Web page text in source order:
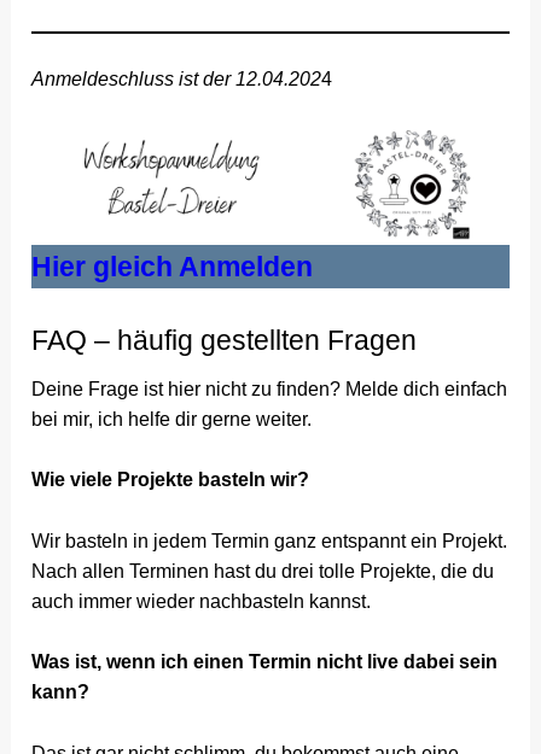
Anmeldeschluss ist der 12.04.2024
Hier gleich Anmelden
FAQ – häufig gestellten Fragen
Deine Frage ist hier nicht zu finden? Melde dich einfach
bei mir, ich helfe dir gerne weiter.
Wie viele Projekte basteln wir?
Wir basteln in jedem Termin ganz entspannt ein Projekt.
Nach allen Terminen hast du drei tolle Projekte, die du
auch immer wieder nachbasteln kannst.
Was ist, wenn ich einen Termin nicht live dabei sein
kann?